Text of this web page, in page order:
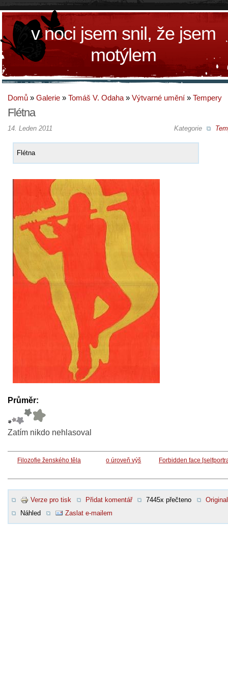
v noci jsem snil, že jsem
motýlem
Domů » Galerie » Tomáš V. Odaha » Výtvarné umění » Tempery
Flétna
Kategorie
14. Leden 2011
Flétna
Průměr:
Zatím nikdo nehlasoval
Filozofie ženského těla o úroveň výš Forbidden face
Verze pro tisk Přidat komentář 7445x přečteno
Original
Náhled
Zaslat e-mailem